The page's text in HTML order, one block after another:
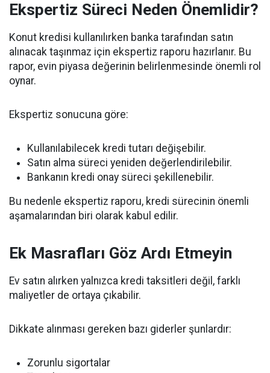
Ekspertiz Süreci Neden Önemlidir?
Konut kredisi kullanılırken banka tarafından satın
alınacak taşınmaz için ekspertiz raporu hazırlanır. Bu
rapor, evin piyasa değerinin belirlenmesinde önemli rol
oynar.
Ekspertiz sonucuna göre:
Kullanılabilecek kredi tutarı değişebilir.
Satın alma süreci yeniden değerlendirilebilir.
Bankanın kredi onay süreci şekillenebilir.
Bu nedenle ekspertiz raporu, kredi sürecinin önemli
aşamalarından biri olarak kabul edilir.
Ek Masrafları Göz Ardı Etmeyin
Ev satın alırken yalnızca kredi taksitleri değil, farklı
maliyetler de ortaya çıkabilir.
Dikkate alınması gereken bazı giderler şunlardır:
Zorunlu sigortalar